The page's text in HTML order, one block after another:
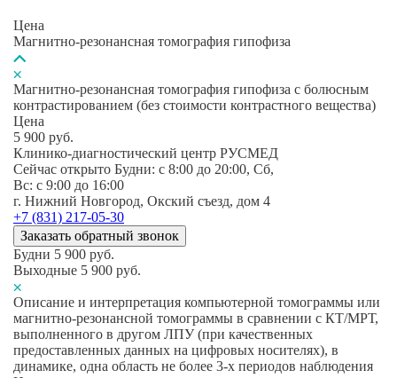
Цена
Магнитно-резонансная томография гипофиза
Магнитно-резонансная томография гипофиза с болюсным
контрастированием (без стоимости контрастного вещества)
Цена
5 900 руб.
Клинико-диагностический центр РУСМЕД
Сейчас открыто Будни: c 8:00 до 20:00, Сб,
Вс: c 9:00 до 16:00
г. Нижний Новгород, Окский съезд, дом 4
+7 (831) 217-05-30
Заказать обратный звонок
Будни 5 900 руб.
Выходные 5 900 руб.
Описание и интерпретация компьютерной томограммы или
магнитно-резонансной томограммы в сравнении с КТ/МРТ,
выполненного в другом ЛПУ (при качественных
предоставленных данных на цифровых носителях), в
динамике, одна область не более 3-х периодов наблюдения